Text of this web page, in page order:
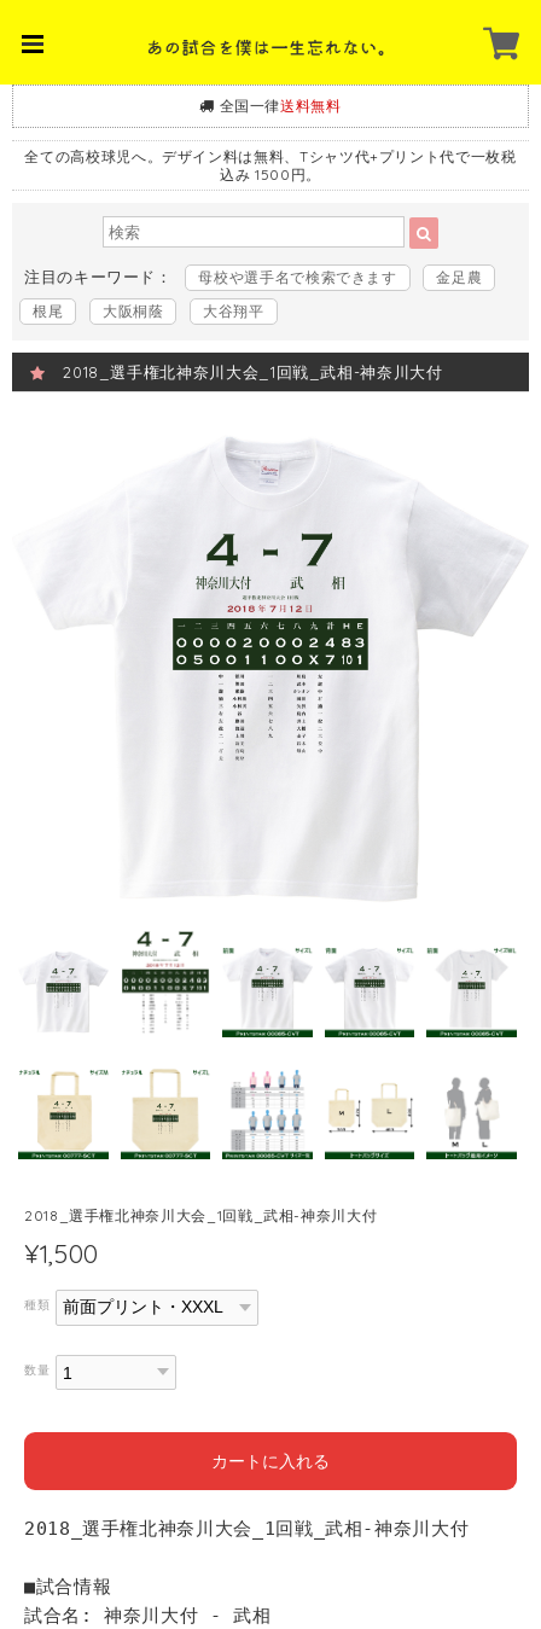
全国一律送料無料
全ての高校球児へ。デザイン料は無料、Tシャツ代+プリント代で一枚税
込み 1500円。
注目のキーワード： 母校や選手名で検索できます
金足農
根尾
大阪桐蔭 大谷翔平
2018_選手権北神奈川大会_1回戦_武相-神奈川大付
2018_選手権北神奈川大会_1回戦_武相-神奈川大付
¥1,500
種類
数量
カートに入れる
2018_選手権北神奈川大会_1回戦_武相-神奈川大付
■試合情報
試合名: 神奈川大付 - 武相